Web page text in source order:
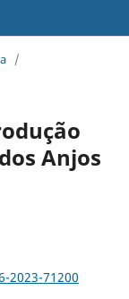
/
Anjos
2023-71200